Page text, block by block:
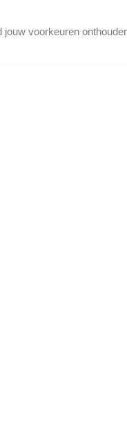
voorkeuren